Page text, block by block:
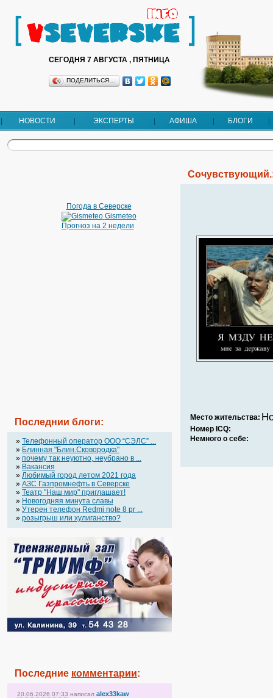
СЕГОДНЯ 7 АВГУСТА , ПЯТНИЦА
ПОДЕЛИТЬСЯ…
НОВОСТИ ЭКСПЕРТЫ АФИША БЛОГИ
Погода в Северске
Gismeteo
Прогноз на 2 недели
Последнии блоги:
» Телефонный оператор OOO “СЭЛС” ...
» Блинная "Блин.Сковородка"
» почему так неуютно, неубрано в ...
» Вакансия
» Любимый город летом 2021 года
» АЗС Газпромнефть в Северске
» Театр "Наш мир" приглашает!
» Новогодняя минута славы
» Утерен телефон Redmi note 8 pr ...
» розыгрыш или хулиганство?
Последние комментарии:
20.06.2026 07:33 написал alex33kaw
Место жительства:
Номер ICQ:
Немного о себе: